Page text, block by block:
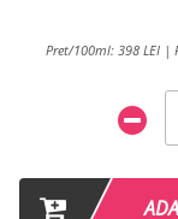
Pret/100ml: 398 LEI |